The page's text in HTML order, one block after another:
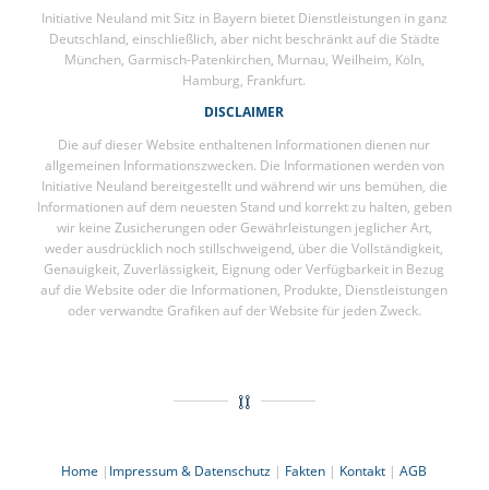
Initiative Neuland mit Sitz in Bayern bietet Dienstleistungen in ganz
Deutschland, einschließlich, aber nicht beschränkt auf die Städte
München, Garmisch-Patenkirchen, Murnau, Weilheim, Köln,
Hamburg, Frankfurt.
DISCLAIMER
Die auf dieser Website enthaltenen Informationen dienen nur
allgemeinen Informationszwecken. Die Informationen werden von
Initiative Neuland bereitgestellt und während wir uns bemühen, die
Informationen auf dem neuesten Stand und korrekt zu halten, geben
wir keine Zusicherungen oder Gewährleistungen jeglicher Art,
weder ausdrücklich noch stillschweigend, über die Vollständigkeit,
Genauigkeit, Zuverlässigkeit, Eignung oder Verfügbarkeit in Bezug
auf die Website oder die Informationen, Produkte, Dienstleistungen
oder verwandte Grafiken auf der Website für jeden Zweck.
Home | Impressum & Datenschutz | Fakten | Kontakt |AGB